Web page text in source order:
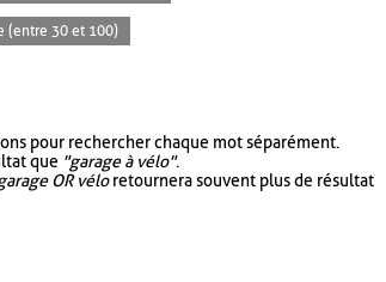
(entre 30 et 100)
pour rechercher chaque mot séparément.
que "garage à vélo".
OR véloretournera souvent plus de résultat